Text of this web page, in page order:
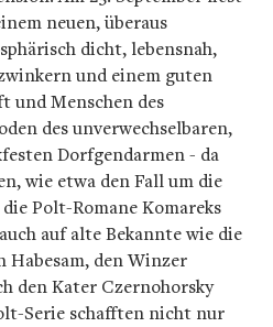
neuen, überaus
dicht, lebensnah,
und einem guten
und Menschen des
des unverwechselbaren,
Dorfgendarmen - da
wie etwa den Fall um die
Polt-Romane Komareks
auf alte Bekannte wie die
den Winzer
den Kater Czernohorsky
Serie schafften nicht nur